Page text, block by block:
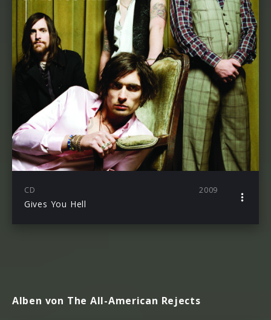
CD 2009
Gives You Hell
Alben von The All-American Rejects